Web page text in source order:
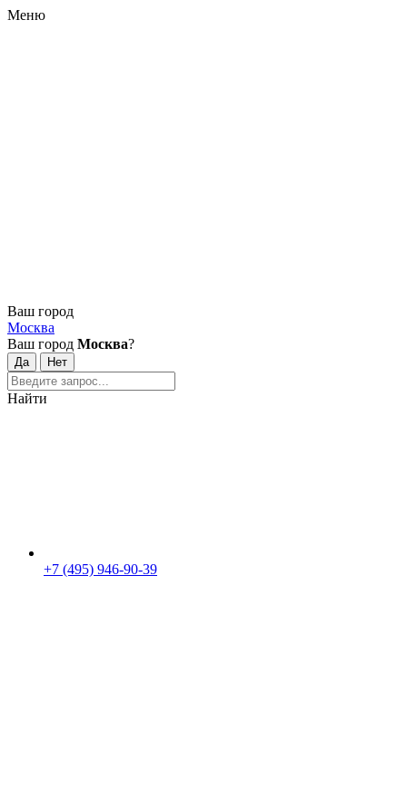
Меню
Ваш город
Москва
Ваш город Москва?
Найти
+7 (495) 946-90-39